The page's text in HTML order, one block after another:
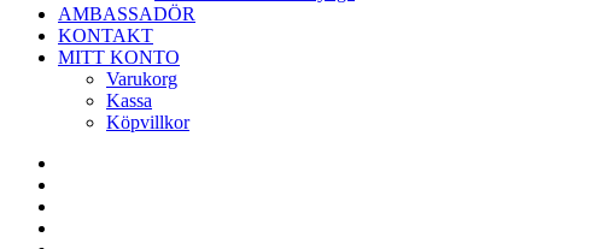
AMBASSADÖR
KONTAKT
MITT KONTO
Varukorg
Kassa
Köpvillkor